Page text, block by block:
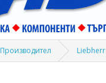
Производител Liebherr